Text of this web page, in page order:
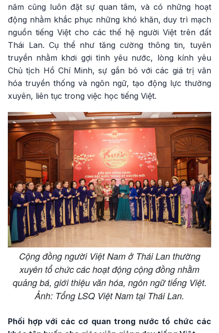
năm cũng luôn đặt sự quan tâm, và có những hoạt
động nhằm khắc phục những khó khăn, duy trì mạch
nguồn tiếng Việt cho các thế hệ người Việt trên đất
Thái Lan. Cụ thể như tăng cường thông tin, tuyên
truyền nhằm khơi gợi tình yêu nước, lòng kính yêu
Chủ tịch Hồ Chí Minh, sự gắn bó với các giá trị văn
hóa truyền thống và ngôn ngữ, tạo động lực thường
xuyên, liên tục trong việc học tiếng Việt.
Cộng đồng người Việt Nam ở Thái Lan thường
xuyên tổ chức các hoạt động cộng đồng nhằm
quảng bá, giới thiệu văn hóa, ngôn ngữ tiếng Việt.
Ảnh: Tổng LSQ Việt Nam tại Thái Lan.
Phối hợp với các cơ quan trong nước tổ chức các